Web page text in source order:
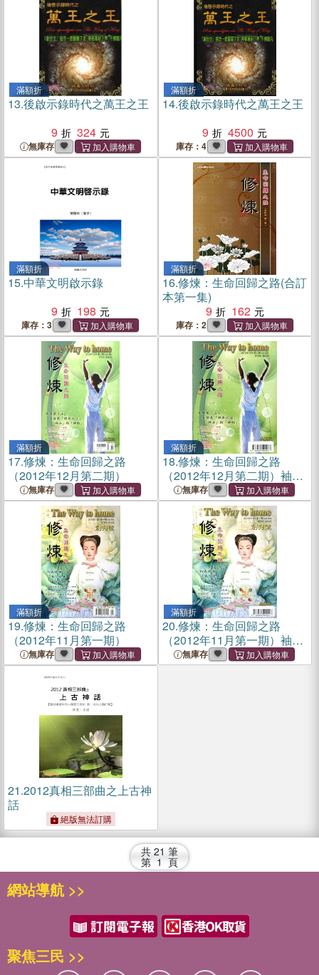
滿額折
13.後啟示錄時代之萬王之王
9
324
無庫存
滿額折
14.後啟示錄時代之萬王之王
9
4500
庫存：4
滿額折
15.中華文明啟示錄
9
198
庫存：3
滿額折
16.修煉：生命回歸之路(合訂
本第一集)
9
162
庫存：2
滿額折
17.修煉：生命回歸之路
（2012年12月第二期）
無庫存
滿額折
18.修煉：生命回歸之路
（2012年12月第二期）袖珍
無庫存
滿額折
19.修煉：生命回歸之路
（2012年11月第一期）
無庫存
滿額折
20.修煉：生命回歸之路
（2012年11月第一期）袖珍
無庫存
21.2012真相三部曲之上古神
話
絕版無法訂購
共 21 筆
第 1 頁
網站導航 >>
聚焦三民 >>